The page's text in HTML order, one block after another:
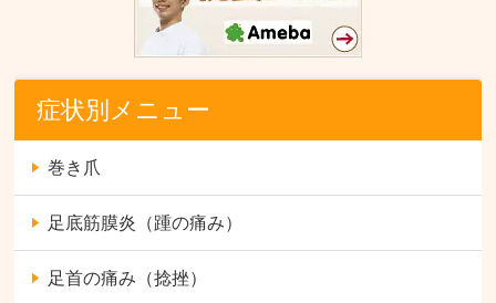
症状別メニュー
巻き爪
足底筋膜炎（踵の痛み）
足首の痛み（捻挫）